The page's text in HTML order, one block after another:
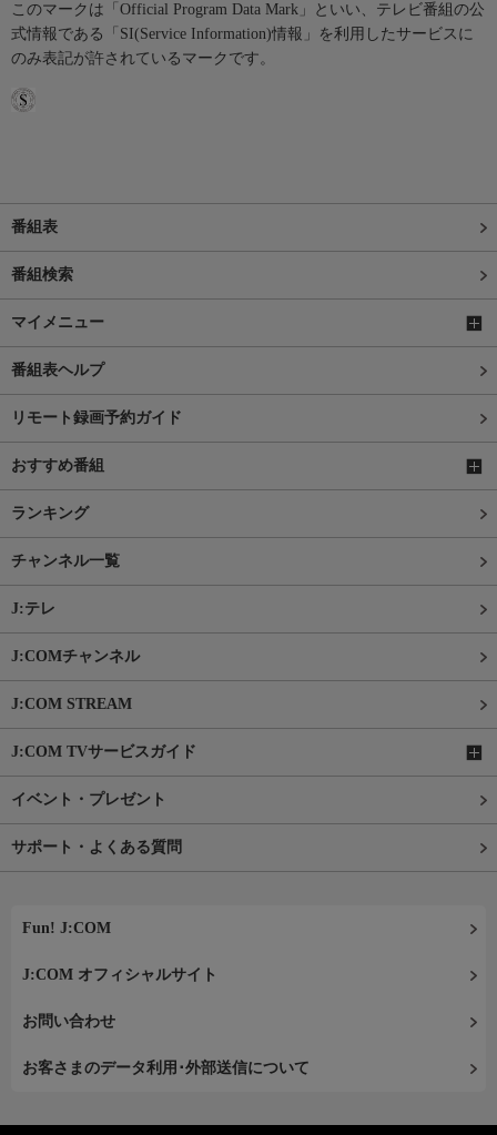
このマークは「Official Program Data Mark」といい、テレビ番組の公
式情報である「SI(Service Information)情報」を利用したサービスに
のみ表記が許されているマークです。
番組表
番組検索
マイメニュー
番組表ヘルプ
リモート録画予約ガイド
おすすめ番組
ランキング
チャンネル一覧
J:テレ
J:COMチャンネル
J:COM STREAM
J:COM TVサービスガイド
イベント・プレゼント
サポート・よくある質問
Fun! J:COM
J:COM オフィシャルサイト
お問い合わせ
お客さまのデータ利用･外部送信について